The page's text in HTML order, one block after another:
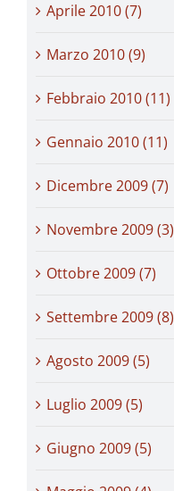
Aprile 2010 (7)
Marzo 2010 (9)
Febbraio 2010 (11)
Gennaio 2010 (11)
Dicembre 2009 (7)
Novembre 2009 (3)
Ottobre 2009 (7)
Settembre 2009 (8)
Agosto 2009 (5)
Luglio 2009 (5)
Giugno 2009 (5)